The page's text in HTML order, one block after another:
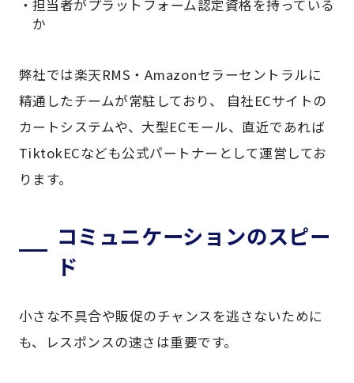
担当者がプラットフォーム認定資格を持っている
か
弊社では楽天RMS・Amazonセラーセントラルに
精通したチームが常駐しており、 自社ECサイトの
カートシステムや、大型ECモール、直近であれば
TiktokECなども公式パートナーとして運営してお
ります。
コミュニケーションのスピー
ド
小さな不具合や販促のチャンスを逃さないために
も、レスポンスの速さは重要です。